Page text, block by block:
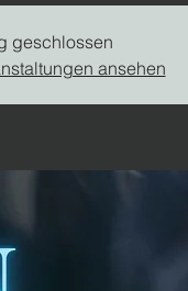
geschlossen
ansehen